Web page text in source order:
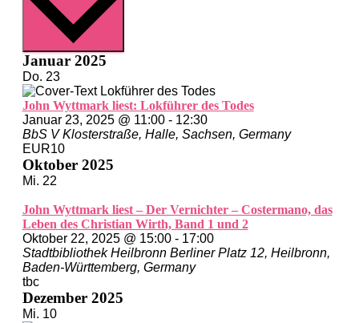
Januar 2025
Do. 23
John Wyttmark liest: Lokführer des Todes
Januar 23, 2025 @ 11:00- 12:30
BbS VKlosterstraße, Halle, Sachsen, Germany
EUR10
Oktober 2025
Mi. 22
John Wyttmark liest – Der Vernichter – Costermano, das
Leben des Christian Wirth, Band 1 und 2
Oktober 22, 2025 @ 15:00- 17:00
Stadtbibliothek Heilbronn Berliner Platz 12, Heilbronn,
Baden-Württemberg, Germany
tbc
Dezember 2025
Mi. 10